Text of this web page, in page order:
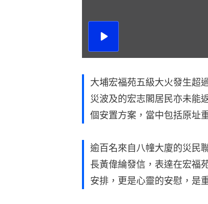
播
大埔宏福苑五級大火發生超
災波及的宏志閣居民亦未能
個安置方案，當中包括原址
逾百名來自八幢大廈的災民
長黃偉綸發信，表達在宏福
安排，更是心靈的安慰，是